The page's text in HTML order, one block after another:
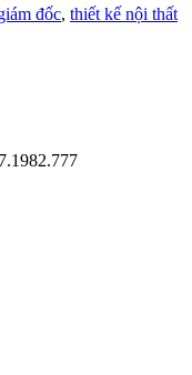
đốc, thiết kế nội thất